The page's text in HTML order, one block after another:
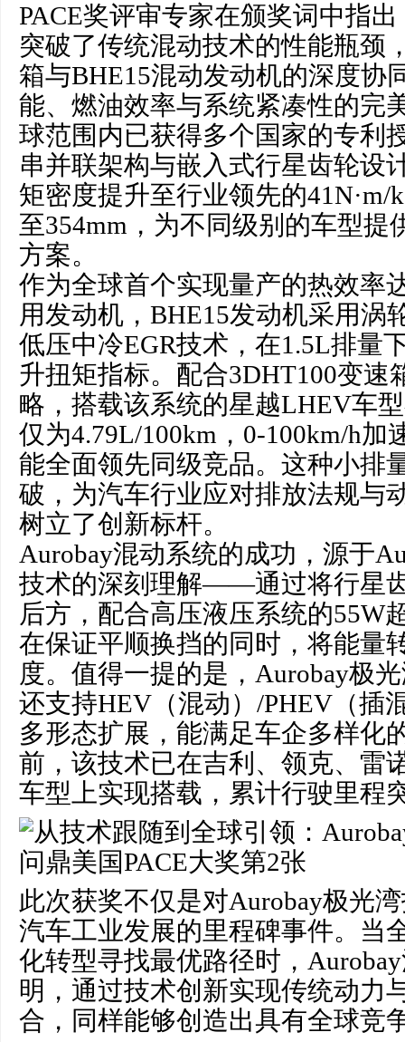
PACE奖评审专家在颁奖词中指
突破了传统混动技术的性能瓶颈
箱与BHE15混动发动机的深度协
能、燃油效率与系统紧凑性的完
球范围内已获得多个国家的专利
串并联架构与嵌入式行星齿轮设
矩密度提升至行业领先的41N·m/
至354mm，为不同级别的车型提
方案。
作为全球首个实现量产的热效率
用发动机，BHE15发动机采用涡
低压中冷EGR技术，在1.5L排量
升扭矩指标。配合3DHT100变速
略，搭载该系统的星越LHEV车
仅为4.79L/100km，0-100km/h加
能全面领先同级竞品。这种小排
破，为汽车行业应对排放法规与
树立了创新标杆。
Aurobay混动系统的成功，源于
技术的深刻理解——通过将行星
后方，配合高压液压系统的55W
在保证平顺换挡的同时，将能量
度。值得一提的是，Aurobay极
还支持HEV（混动）/PHEV（插
多形态扩展，能满足车企多样化
前，该技术已在吉利、领克、雷
车型上实现搭载，累计行驶里程
此次获奖不仅是对Aurobay极光
汽车工业发展的里程碑事件。当
化转型寻找最优路径时，
明，通过技术创新实现传统动力
合，同样能够创造出具有全球竞